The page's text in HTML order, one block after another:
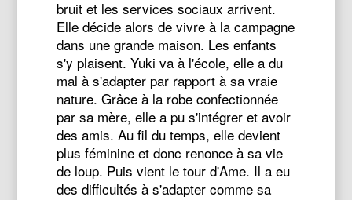
bruit et les services sociaux arrivent.
Elle décide alors de vivre à la campagne
dans une grande maison. Les enfants
s'y plaisent. Yuki va à l'école, elle a du
mal à s'adapter par rapport à sa vraie
nature. Grâce à la robe confectionnée
par sa mère, elle a pu s'intégrer et avoir
des amis. Au fil du temps, elle devient
plus féminine et donc renonce à sa vie
de loup. Puis vient le tour d'Ame. Il a eu
des difficultés à s'adapter comme sa